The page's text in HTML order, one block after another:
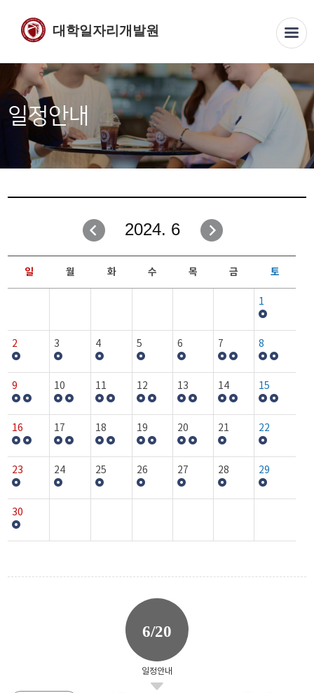
대학일자리개발원
일정안내
2024. 6
일 월 화 수 목 금 토
1
2 3 4 5 6 7 8
9 10 11 12 13 14 15
16 17 18 19 20 21 22
23 24 25 26 27 28 29
30
6/20
일정안내